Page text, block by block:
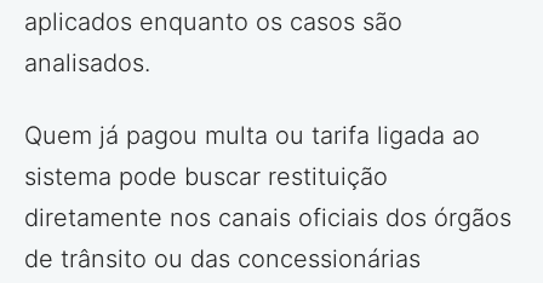
aplicados enquanto os casos são
analisados.
Quem já pagou multa ou tarifa ligada ao
sistema pode buscar restituição
diretamente nos canais oficiais dos órgãos
de trânsito ou das concessionárias